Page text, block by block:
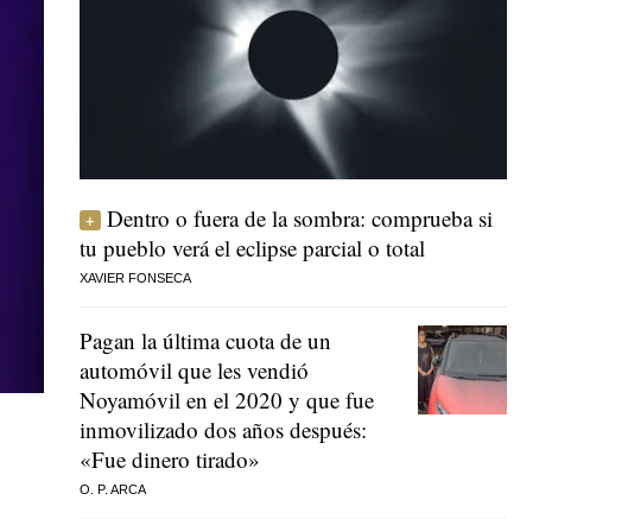
Dentro o fuera de la sombra: comprueba si
tu pueblo verá el eclipse parcial o total
XAVIER FONSECA
Pagan la última cuota de un
automóvil que les vendió
Noyamóvil en el 2020 y que fue
inmovilizado dos años después:
«Fue dinero tirado»
O. P. ARCA